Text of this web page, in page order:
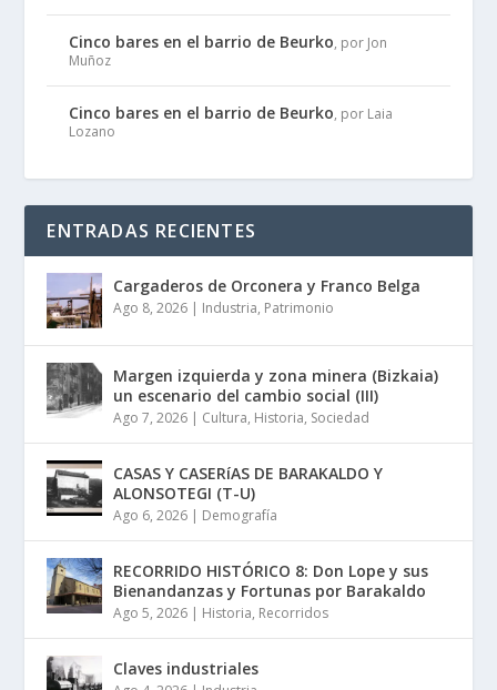
Cinco bares en el barrio de Beurko, por Jon
Muñoz
Cinco bares en el barrio de Beurko, por Laia
Lozano
ENTRADAS RECIENTES
Cargaderos de Orconera y Franco Belga
Ago 8, 2026 | Industria, Patrimonio
Margen izquierda y zona minera (Bizkaia)
un escenario del cambio social (III)
Ago 7, 2026 | Cultura, Historia, Sociedad
CASAS Y CASERíAS DE BARAKALDO Y
ALONSOTEGI (T-U)
Ago 6, 2026 | Demografía
RECORRIDO HISTÓRICO 8: Don Lope y sus
Bienandanzas y Fortunas por Barakaldo
Ago 5, 2026 | Historia, Recorridos
Claves industriales